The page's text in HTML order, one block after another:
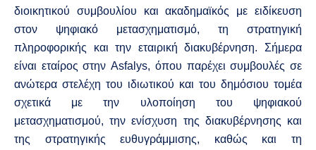
διοικητικού συμβουλίου και ακαδημαϊκός με ειδίκευση
στον ψηφιακό μετασχηματισμό, τη στρατηγική
πληροφορικής και την εταιρική διακυβέρνηση. Σήμερα
είναι εταίρος στην Asfalys, όπου παρέχει συμβουλές σε
ανώτερα στελέχη του ιδιωτικού και του δημόσιου τομέα
σχετικά με την υλοποίηση του ψηφιακού
μετασχηματισμού, την ενίσχυση της διακυβέρνησης και
της στρατηγικής ευθυγράμμισης, καθώς και τη